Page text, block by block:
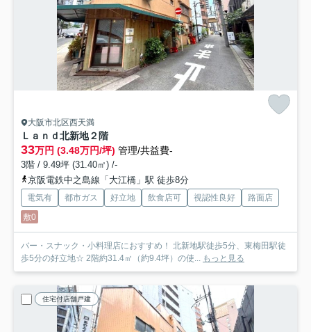
大阪市北区西天満
Ｌａｎｄ北新地２階
33万円 (3.48万円/坪) 管理/共益費-
3階 / 9.49坪 (31.40㎡) /-
京阪電鉄中之島線「大江橋」駅 徒歩8分
電気有 都市ガス 好立地 飲食店可 視認性良好
路面店
敷0
バー・スナック・小料理店におすすめ！ 北新地駅徒歩5分、東梅田駅徒
歩5分の好立地☆ 2階約31.4㎡（約9.4坪）の使... もっと見る
住宅付店舗戸建